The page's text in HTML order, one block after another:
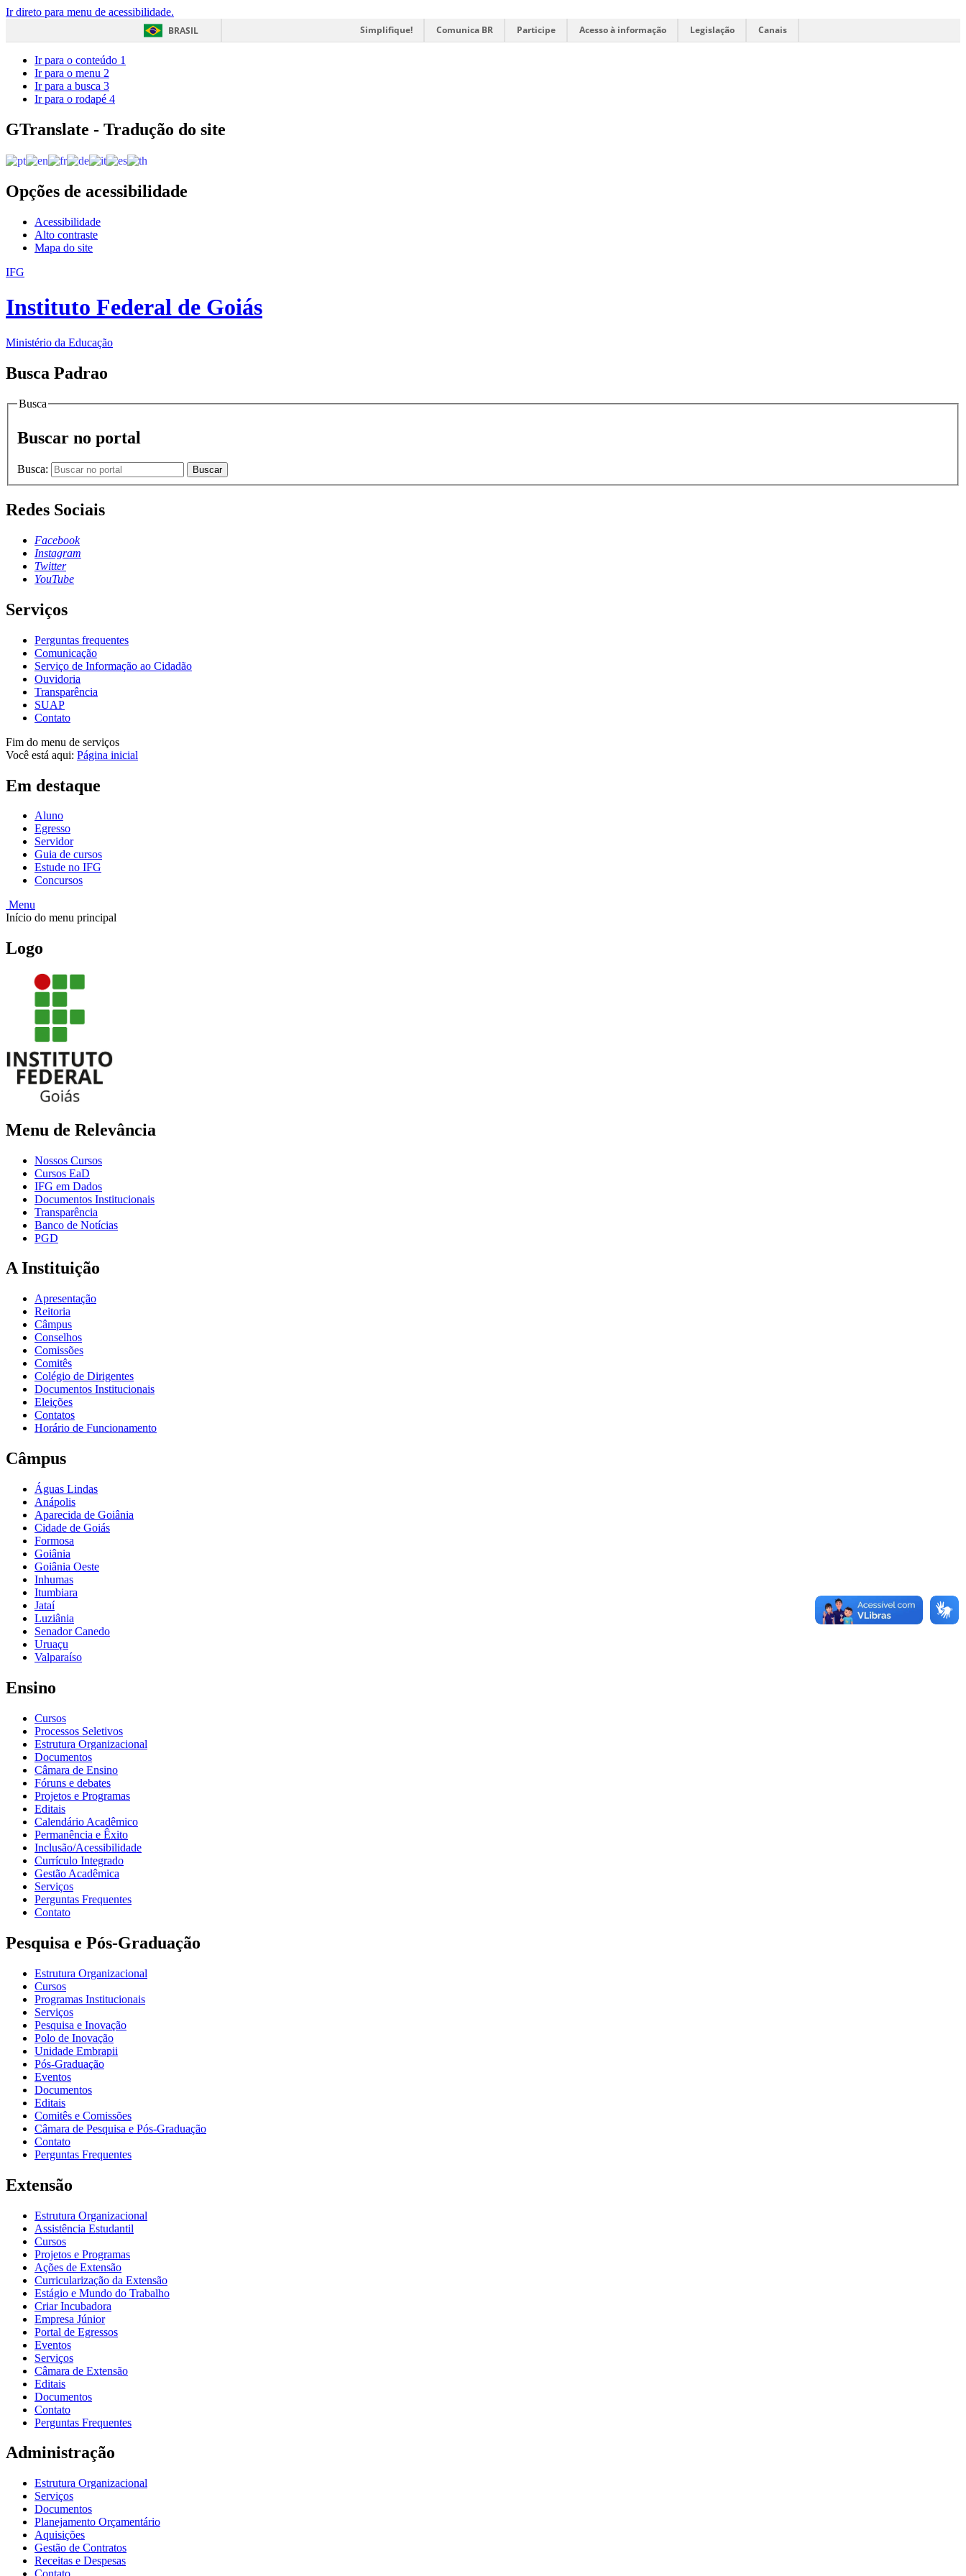
Ir direto para menu de acessibilidade.
BRASIL
Simplifique! Comunica BR Participe Acesso à informação Legislação Canais
Ir para o conteúdo 1
Ir para o menu 2
Ir para a busca 3
Ir para o rodapé 4
GTranslate - Tradução do site
Opções de acessibilidade
Acessibilidade
Alto contraste
Mapa do site
IFG
Instituto Federal de Goiás
Ministério da Educação
Busca Padrao
Busca
Buscar no portal
Busca: Buscar
Redes Sociais
Facebook
Instagram
Twitter
YouTube
Serviços
Perguntas frequentes
Comunicação
Serviço de Informação ao Cidadão
Ouvidoria
Transparência
SUAP
Contato
Fim do menu de serviços
Você está aqui: Página inicial
Em destaque
Aluno
Egresso
Servidor
Guia de cursos
Estude no IFG
Concursos
Menu
Início do menu principal
Logo
Menu de Relevância
Nossos Cursos
Cursos EaD
IFG em Dados
Documentos Institucionais
Transparência
Banco de Notícias
PGD
A Instituição
Apresentação
Reitoria
Câmpus
Conselhos
Comissões
Comitês
Colégio de Dirigentes
Documentos Institucionais
Eleições
Contatos
Horário de Funcionamento
Câmpus
Águas Lindas
Anápolis
Aparecida de Goiânia
Cidade de Goiás
Formosa
Goiânia
Goiânia Oeste
Inhumas
Itumbiara
Jataí
Luziânia
Senador Canedo
Uruaçu
Valparaíso
Ensino
Cursos
Processos Seletivos
Estrutura Organizacional
Documentos
Câmara de Ensino
Fóruns e debates
Projetos e Programas
Editais
Calendário Acadêmico
Permanência e Êxito
Inclusão/Acessibilidade
Currículo Integrado
Gestão Acadêmica
Serviços
Perguntas Frequentes
Contato
Pesquisa e Pós-Graduação
Estrutura Organizacional
Cursos
Programas Institucionais
Serviços
Pesquisa e Inovação
Polo de Inovação
Unidade Embrapii
Pós-Graduação
Eventos
Documentos
Editais
Comitês e Comissões
Câmara de Pesquisa e Pós-Graduação
Contato
Perguntas Frequentes
Extensão
Estrutura Organizacional
Assistência Estudantil
Cursos
Projetos e Programas
Ações de Extensão
Curricularização da Extensão
Estágio e Mundo do Trabalho
Criar Incubadora
Empresa Júnior
Portal de Egressos
Eventos
Serviços
Câmara de Extensão
Editais
Documentos
Contato
Perguntas Frequentes
Administração
Estrutura Organizacional
Serviços
Documentos
Planejamento Orçamentário
Aquisições
Gestão de Contratos
Receitas e Despesas